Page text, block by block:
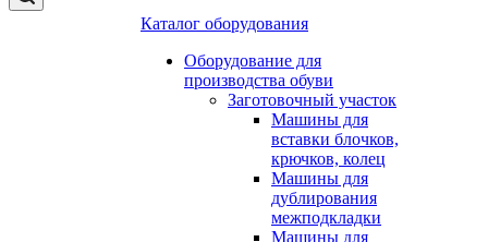
Каталог оборудования
Оборудование для
производства обуви
Заготовочный участок
Машины для
вставки блочков,
крючков, колец
Машины для
дублирования
межподкладки
Машины для